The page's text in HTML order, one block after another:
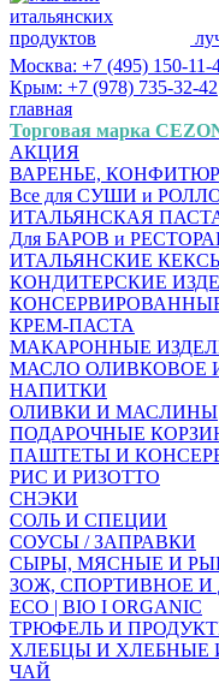
Москва: +7 (495) 150-11-
Крым: +7 (978) 735-32-42
главная
Торговая марка
АКЦИЯ
ВАРЕНЬЕ,
Все для СУШИ и
ИТАЛЬЯНСКАЯ ПАСТА
Для БАРОВ и
ИТАЛЬЯНСКИЕ
КОНДИТЕРСКИЕ
КРЕМ-ПАСТА
МАКАРОННЫЕ
МАСЛО ОЛИВКОВОЕ
НАПИТКИ
ОЛИВКИ И МАСЛИНЫ
ПОДАРОЧНЫЕ
ПАШТЕТЫ И
РИС И РИЗОТТО
СНЭКИ
СОЛЬ И СПЕЦИИ
СОУСЫ / ЗАПРАВКИ
СЫРЫ, МЯСНЫЕ И
ЗОЖ, СПОРТИВНОЕ
ECO | BIO I ORGANIC
ТРЮФЕЛЬ И
ХЛЕБЦЫ И ХЛЕБНЫЕ
ЧАЙ